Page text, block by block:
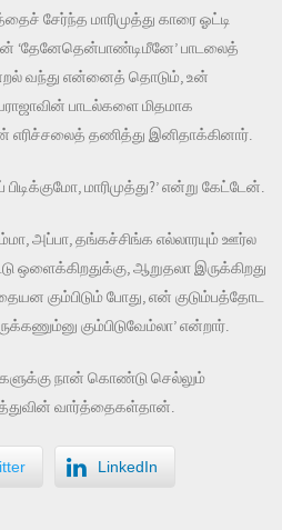
சேர்ந்த மாரிமுத்து காரை ஓட்டி
‘தேனேதென்பாண்டிமீனே’ பாடலைத்
வந்து என்னைத் தொடும், உன்
பாடல்களை மிதமாக
தணித்து இனிதாக்கினார்.
மாரிமுத்து?’ என்று கேட்டேன்.
அப்பா, தங்கச்சிங்க எல்லாரயும் ஊர்ல
ஒளைக்கிறதுக்கு, ஆறுதலா இருக்கிறது
கும்பிடும் போது, என் குடும்பத்தோட
கும்பிடுவேம்லா’ என்றார்.
நான் கொண்டு செல்லும்
வார்த்தைகள்தான்.
LinkedIn